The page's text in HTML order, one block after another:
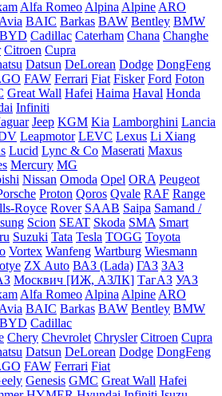
Alfa Romeo Alpina Alpine ARO
Avia BAIC Barkas BAW Bentley BMW
BYD Cadillac Caterham Chana Changhe
Citroen Cupra
Datsun DeLorean Dodge DongFeng
FAW Ferrari Fiat Fisker Ford Foton
Great Wall Hafei Haima Haval Honda
Infiniti
Jeep KGM Kia Lamborghini Lancia
Leapmotor LEVC Lexus Li Xiang
Lucid Lync & Co Maserati Maxus
Mercury MG
Nissan Omoda Opel ORA Peugeot
Proton Qoros Qvale RAF Range
Royce Rover SAAB Saipa Samand /
Scion SEAT Skoda SMA Smart
Suzuki Tata Tesla TOGG Toyota
Vortex Wanfeng Wartburg Wiesmann
ZX Auto ВАЗ (Lada) ГАЗ ЗАЗ
Москвич [ИЖ, АЗЛК] ТагАЗ УАЗ
Alfa Romeo Alpina Alpine ARO
Avia BAIC Barkas BAW Bentley BMW
BYD Cadillac
Chery Chevrolet Chrysler Citroen Cupra
Datsun DeLorean Dodge DongFeng
FAW Ferrari Fiat
Genesis GMC Great Wall Hafei